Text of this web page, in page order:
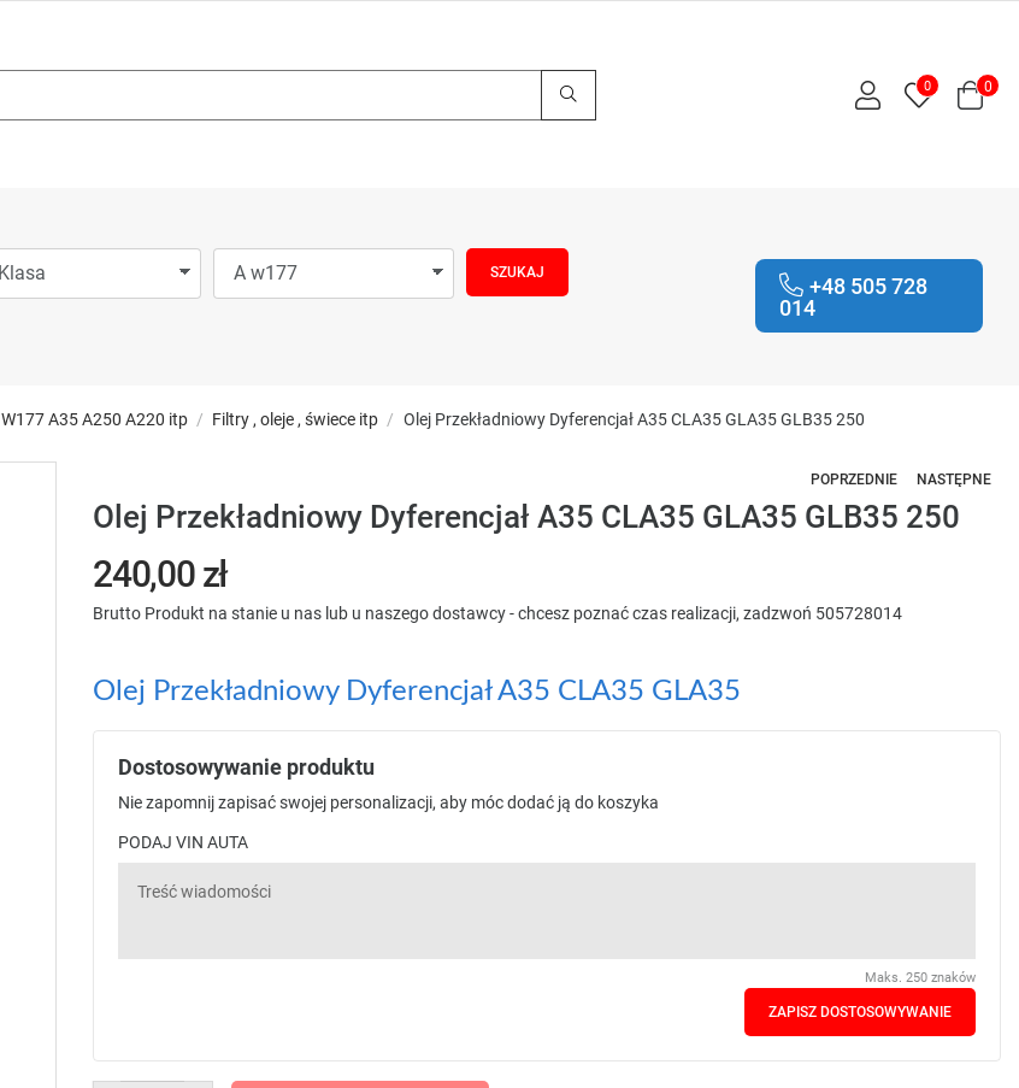
0 0
+48 505 728
014
W177 A35 A250 A220 itp Filtry , oleje , świece itp Olej Przekładniowy Dyferencjał A35 CLA35 GLA35 GLB35 250
POPRZEDNIE NASTĘPNE
Olej Przekładniowy Dyferencjał A35 CLA35 GLA35 GLB35 250
240,00 zł
Brutto Produkt na stanie u nas lub u naszego dostawcy - chcesz poznać czas realizacji, zadzwoń 505728014
Olej Przekładniowy Dyferencjał A35 CLA35 GLA35
Dostosowywanie produktu
Nie zapomnij zapisać swojej personalizacji, aby móc dodać ją do koszyka
PODAJ VIN AUTA
Maks. 250 znaków
ZAPISZ DOSTOSOWYWANIE